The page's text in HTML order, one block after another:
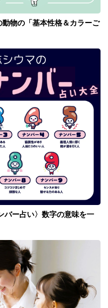
動物の「基本性格＆カラーご
バー占い〉数字の意味を一